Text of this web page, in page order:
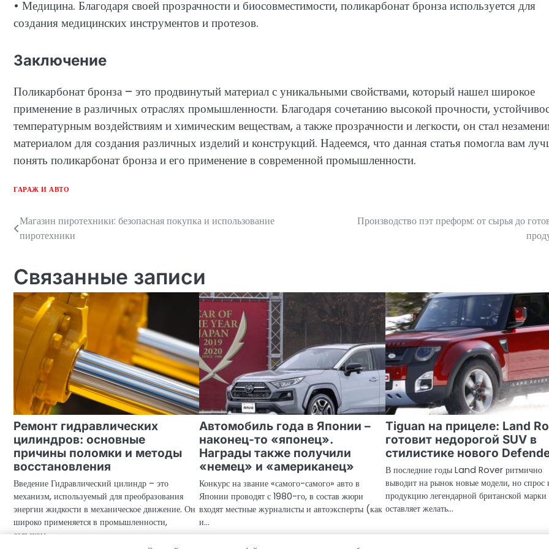
• Медицина. Благодаря своей прозрачности и биосовместимости, поликарбонат бронза используется для
создания медицинских инструментов и протезов.
Заключение
Поликарбонат бронза – это продвинутый материал с уникальными свойствами, который нашел широкое
применение в различных отраслях промышленности. Благодаря сочетанию высокой прочности,
температурным воздействиям и химическим веществам, а также прозрачности и легкости, он стал
материалом для создания различных изделий и конструкций. Надеемся, что данная статья помогла вам
понять поликарбонат бронза и его применение в современной промышленности.
ГАРАЖ И АВТО
Навигация
по
записям
Магазин пиротехники: безопасная покупка и использование
пиротехники
Производство пэт преформ: от сырья до
Связанные записи
Ремонт гидравлических
цилиндров: основные
причины поломки и методы
восстановления
Введение Гидравлический цилиндр – это
механизм, используемый для преобразования
энергии жидкости в механическое движение. Он
широко применяется в промышленности,
сельском…
Автомобиль года в Японии –
наконец-то «японец».
Награды также получили
«немец» и «американец»
Конкурс на звание «самого-самого» авто в
Японии проводят с 1980-го, в состав жюри
входят местные журналисты и автоэксперты (как
и…
Tiguan на прицеле: Land
готовит недорогой SUV в
стилистике нового
В последние годы Land Rover ритмично
выводит на рынок новые модели, но спрос
продукцию легендарной британской марки
оставляет желать…